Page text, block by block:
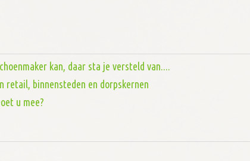
kan, daar sta je versteld van....
retail, binnensteden en dorpskernen
u mee?